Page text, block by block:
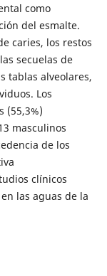
como
del esmalte.
caries, los restos
secuelas de
tablas alveolares,
Los
(55,3%)
masculinos
de los
clínicos
las aguas de la